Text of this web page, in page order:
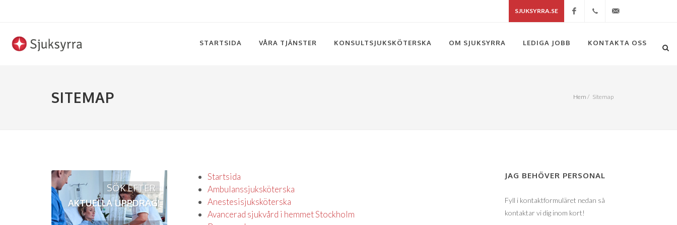
SJUKSYRRA.SE
STARTSIDA VÅRA TJÄNSTER KONSULTSJUKSKÖTERSKA OM SJUKSYRRA LEDIGA JOBB KONTAKTA OSS
SITEMAP Hem / Sitemap
SÖK EFTER
AKTUELLA UPPDRAG!
Startsida
Ambulanssjuksköterska
Anestesisjuksköterska
Avancerad sjukvård i hemmet Stockholm
JAG BEHÖVER PERSONAL
Fyll i kontaktformuläret nedan så
kontaktar vi dig inom kort!